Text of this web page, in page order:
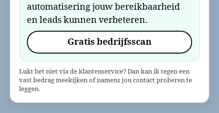
automatisering jouw bereikbaarheid
en leads kunnen verbeteren.
Gratis bedrijfsscan
Lukt het niet via de klantenservice? Dan kan ik tegen een
vast bedrag meekijken of namens jou contact proberen te
leggen.